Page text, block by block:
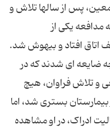
پس از سالها تلاش و
یکی از
اتاق افتاد و بیهوش شد.
ضایعه ای شدند که در
و تلاش فراوان، هیچ
بستری شد، اما
ادراک، در او مشاهده